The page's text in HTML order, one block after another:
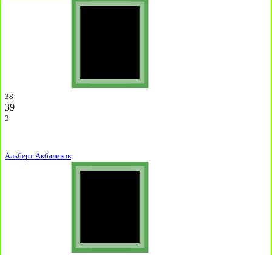
38
39
3
Альберт Акбаликов